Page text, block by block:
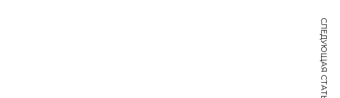
СЛЕДУЮЩАЯ СТАТЬЯ